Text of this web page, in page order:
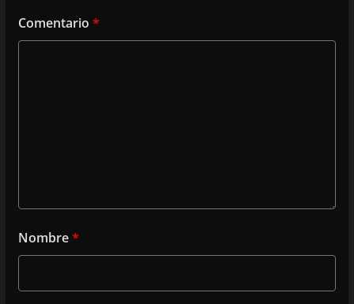
Comentario *
Nombre*